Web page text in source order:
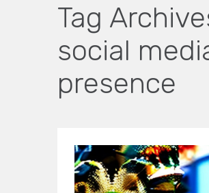
Tag
social
presence